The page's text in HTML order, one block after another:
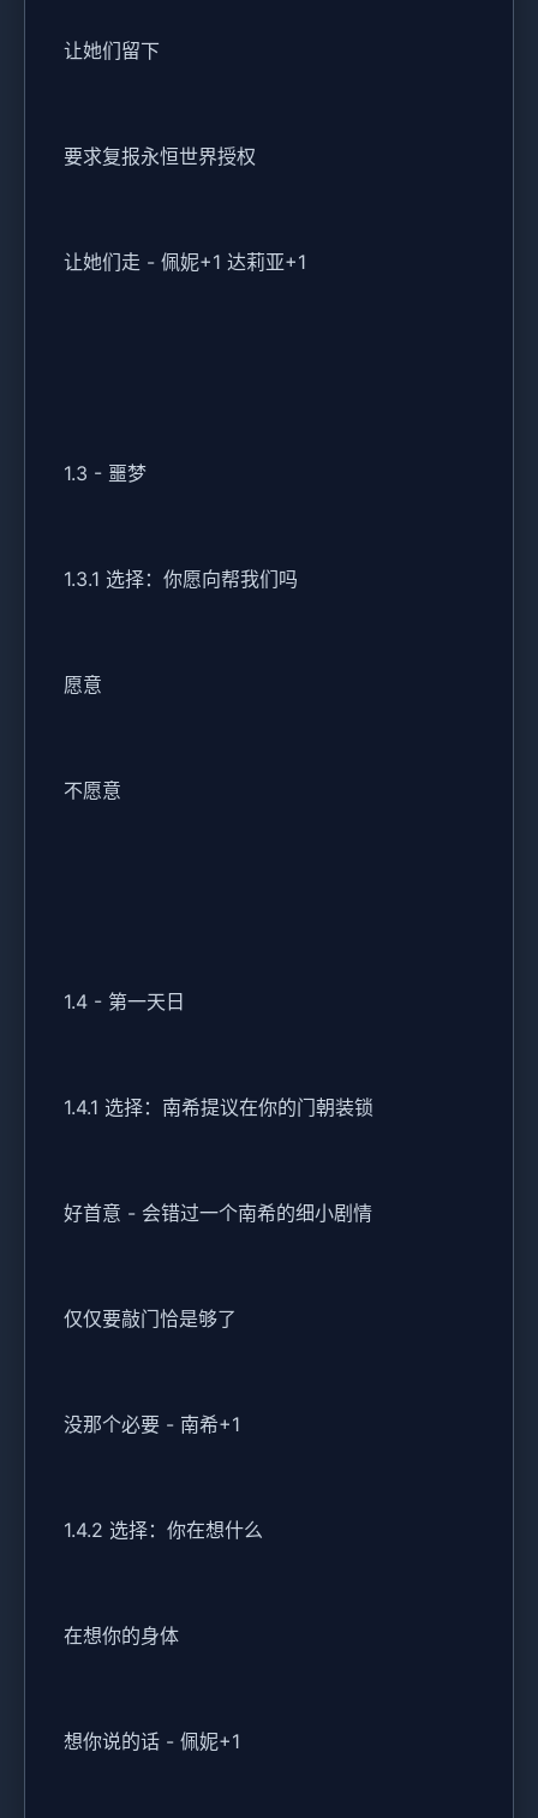
让她们留下
要求复报永恒世界授权
让她们走 - 佩妮+1 达莉亚+1
1.3 - 噩梦
1.3.1 选择：你愿向帮我们吗
愿意
不愿意
1.4 - 第一天日
1.4.1 选择：南希提议在你的门朝装锁
好首意 - 会错过一个南希的细小剧情
仅仅要敲门恰是够了
没那个必要 - 南希+1
1.4.2 选择：你在想什么
在想你的身体
想你说的话 - 佩妮+1